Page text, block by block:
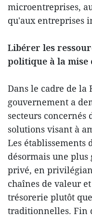
microentreprises,
qu'aux entreprises
Libérer les
politique à la
Dans le cadre de la
gouvernement a
secteurs
solutions visant à
Les établissements
désormais une
privé, en
chaînes de valeur
trésorerie plutôt
traditionnelles. Fin